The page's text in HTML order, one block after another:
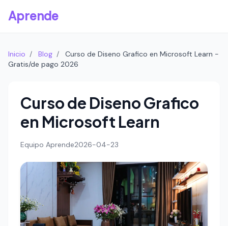
Aprende
Inicio / Blog /
Curso de Diseno Grafico en Microsoft Learn -
Gratis/de pago 2026
Curso de Diseno Grafico
en Microsoft Learn
Equipo Aprende2026-04-23